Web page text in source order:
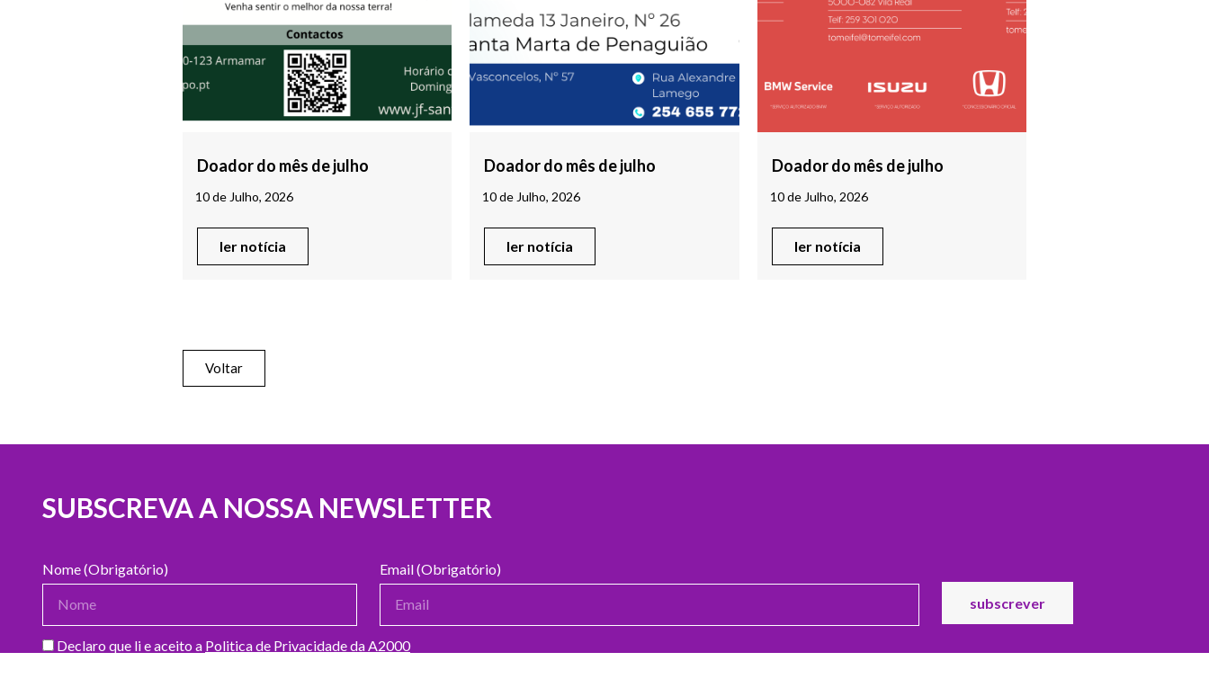
Doador do mês de julho
10 de Julho, 2026
ler notícia
Doador do mês de julho
10 de Julho, 2026
ler notícia
Doador do mês de julho
10 de Julho, 2026
ler notícia
Voltar
SUBSCREVA A NOSSA NEWSLETTER
Nome (Obrigatório) Email (Obrigatório)
Declaro que li e aceito a Politica de Privacidade da A2000